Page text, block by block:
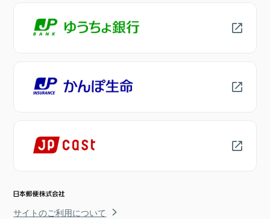
サイトのご利用について